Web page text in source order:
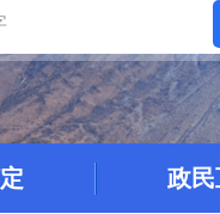
政